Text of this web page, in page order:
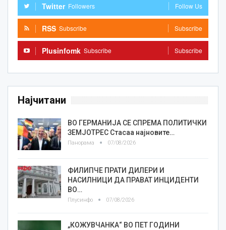
Twitter Followers Follow Us
RSS Subscribe Subscribe
Plusinfomk Subscribe Subscribe
Најчитани
ВО ГЕРМАНИЈА СЕ СПРЕМА ПОЛИТИЧКИ
ЗЕМЈОТРЕС Стасаа најновите…
Панорама 07/08/2026
ФИЛИПЧЕ ПРАТИ ДИЛЕРИ И
НАСИЛНИЦИ ДА ПРАВАТ ИНЦИДЕНТИ
ВО…
Плусинфо 07/08/2026
„КОЖУВЧАНКА“ ВО ПЕТ ГОДИНИ